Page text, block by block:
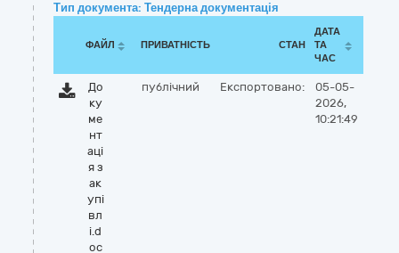
Тип документа: Тендерна документація
ФАЙЛ ПРИВАТНІСТЬ СТАН
ДАТА
ТА
ЧАС
До
ку
ме
нт
аці
я з
ак
упі
вл
і.d
oc
публічний Експортовано:
05-05-
2026,
10:21:49